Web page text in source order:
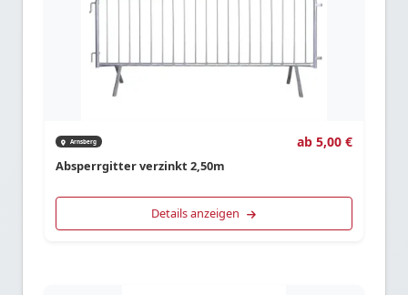
Arnsberg ab 5,00 €
Absperrgitter verzinkt 2,50m
Details anzeigen